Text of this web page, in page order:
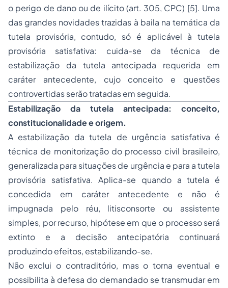
o perigo de dano ou de ilícito (art. 305, CPC) [5]. Uma
das grandes novidades trazidas à baila na temática da
tutela provisória, contudo, só é aplicável à tutela
provisória satisfativa: cuida-se da técnica de
estabilização da tutela antecipada requerida em
caráter antecedente, cujo conceito e questões
controvertidas serão tratadas em seguida.
Estabilização da tutela antecipada: conceito,
constitucionalidade e origem.
A estabilização da tutela de urgência satisfativa é
técnica de monitorização do processo civil brasileiro,
generalizada para situações de urgência e para a tutela
provisória satisfativa. Aplica-se quando a tutela é
concedida em caráter antecedente e não é
impugnada pelo réu, litisconsorte ou assistente
simples, por recurso, hipótese em que o processo será
extinto e a decisão antecipatória continuará
produzindo efeitos, estabilizando-se.
Não exclui o contraditório, mas o torna eventual e
possibilita à defesa do demandado se transmudar em